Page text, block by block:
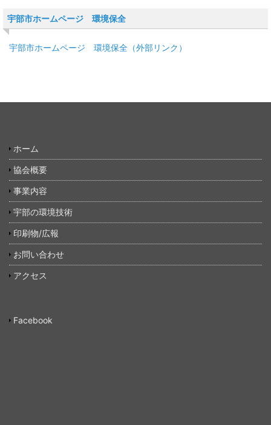
宇部市ホームページ 環境保全
宇部市ホームページ 環境保全（外部リンク）
ホーム
協会概要
事業内容
宇部の環境技術
印刷物/広報
お問い合わせ
アクセス
Facebook